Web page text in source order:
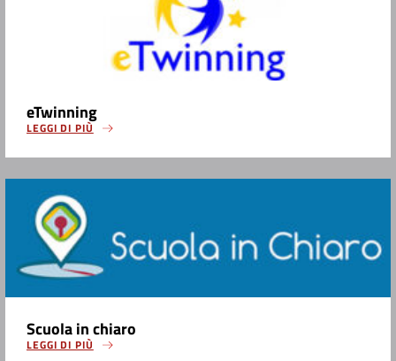
eTwinning
LEGGI DI PIÙ
Scuola in chiaro
LEGGI DI PIÙ